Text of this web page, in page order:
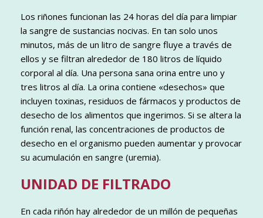
Los riñones funcionan las 24 horas del día para limpiar
la sangre de sustancias nocivas. En tan solo unos
minutos, más de un litro de sangre fluye a través de
ellos y se filtran alrededor de 180 litros de líquido
corporal al día. Una persona sana orina entre uno y
tres litros al día. La orina contiene «desechos» que
incluyen toxinas, residuos de fármacos y productos de
desecho de los alimentos que ingerimos. Si se altera la
función renal, las concentraciones de productos de
desecho en el organismo pueden aumentar y provocar
su acumulación en sangre (uremia).
UNIDAD DE FILTRADO
En cada riñón hay alrededor de un millón de pequeñas